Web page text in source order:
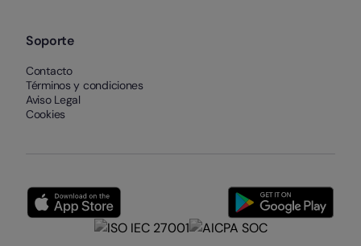
Soporte
Contacto
Términos y condiciones
Aviso Legal
Cookies